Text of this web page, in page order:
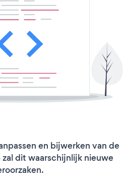
en bijwerken van de
dit waarschijnlijk nieuwe